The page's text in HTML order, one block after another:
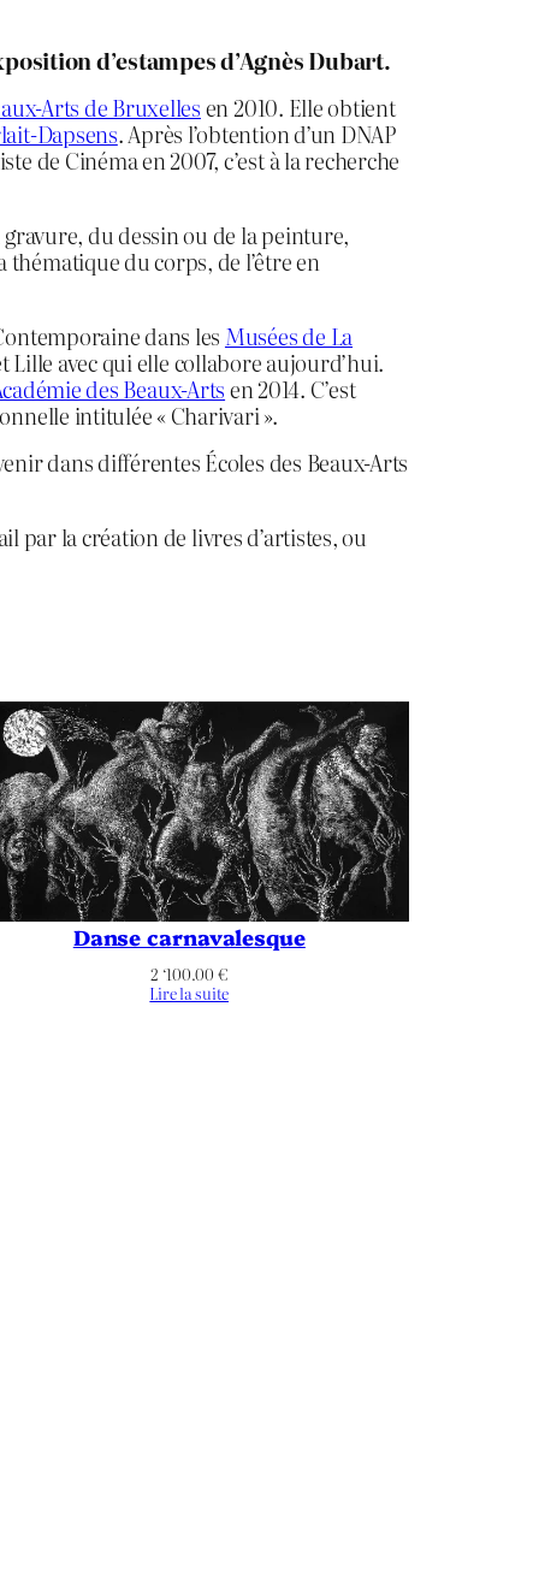
d’estampes d’Agnès Dubart.
Arts de Bruxellesen 2010. Elle obtient
Dapsens. Après l’obtention d’un DNAP
de Cinéma en 2007, c’est à la recherche
du dessin ou de la peinture,
du corps, de l’être en
dans les Musées de La
Lille avec qui elle collabore aujourd’hui.
des Beaux-Artsen 2014. C’est
intitulée « Charivari ».
dans différentes Écoles des Beaux-Arts
par la création de livres d’artistes, ou
Danse carnavalesque
2 ‘100.00 €
Lire la suite